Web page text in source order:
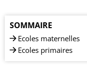
SOMMAIRE
Ecoles maternelles
Ecoles primaires